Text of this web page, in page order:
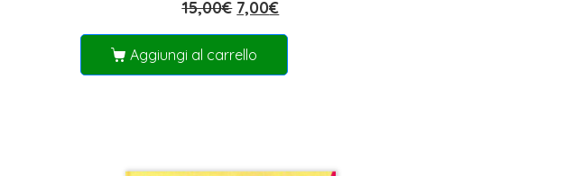
15,00€ 7,00€
Aggiungi al carrello